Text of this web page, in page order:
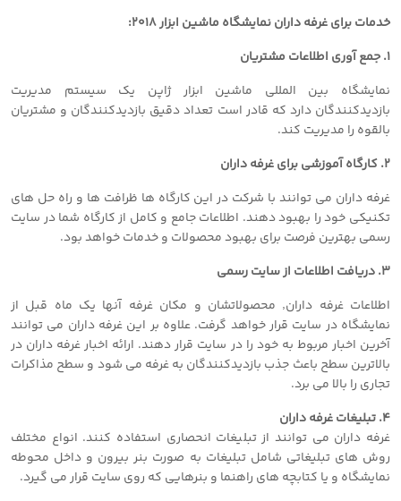
خدمات برای غرفه داران نمایشگاه ماشین ابزار ٢٠١٨:
۱. جمع آوری اطلاعات مشتریان
نمایشگاه بین المللی ماشین ابزار ژاپن یک سیستم مدیریت
بازدیدکنندگان دارد که قادر است تعداد دقیق بازدیدکنندگان و مشتریان
بالقوه را مدیریت کند.
۲. کارگاه آموزشی برای غرفه داران
غرفه داران می توانند با شرکت در این کارگاه ها ظرافت ها و راه حل های
تکنیکی خود را بهبود دهند. اطلاعات جامع و کامل از کارگاه شما در سایت
رسمی بهترین فرصت برای بهبود محصولات و خدمات خواهد بود.
۳. دریافت اطلاعات از سایت رسمی
اطلاعات غرفه داران٬ محصولاتشان و مکان غرفه آنها یک ماه قبل از
نمایشگاه در سایت قرار خواهد گرفت. علاوه بر این غرفه داران می توانند
آخرین اخبار مربوط به خود را در سایت قرار دهند. ارائه اخبار غرفه داران در
بالاترین سطح باعث جذب بازدیدکنندگان به غرفه می شود و سطح مذاکرات
تجاری را بالا می برد.
۴. تبلیغات غرفه داران
غرفه داران می توانند از تبلیغات انحصاری استفاده کنند. انواع مختلف
روش های تبلیغاتی شامل تبلیغات به صورت بنر بیرون و داخل محوطه
نمایشگاه و یا کتابچه های راهنما و بنرهایی که روی سایت قرار می گیرد.